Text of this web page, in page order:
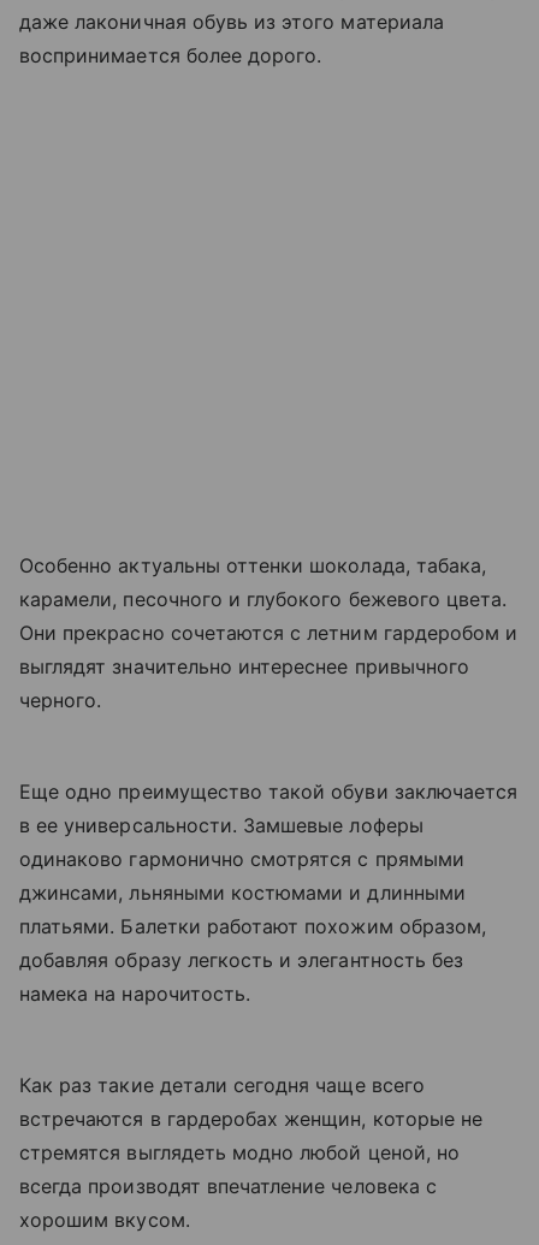
даже лаконичная обувь из этого материала
воспринимается более дорого.
Особенно актуальны оттенки шоколада, табака,
карамели, песочного и глубокого бежевого цвета.
Они прекрасно сочетаются с летним гардеробом и
выглядят значительно интереснее привычного
черного.
Еще одно преимущество такой обуви заключается
в ее универсальности. Замшевые лоферы
одинаково гармонично смотрятся с прямыми
джинсами, льняными костюмами и длинными
платьями. Балетки работают похожим образом,
добавляя образу легкость и элегантность без
намека на нарочитость.
Как раз такие детали сегодня чаще всего
встречаются в гардеробах женщин, которые не
стремятся выглядеть модно любой ценой, но
всегда производят впечатление человека с
хорошим вкусом.